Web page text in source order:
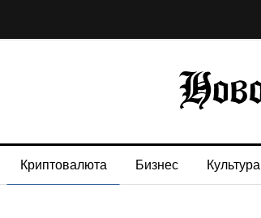
Криптовалюта Бизнес Культура